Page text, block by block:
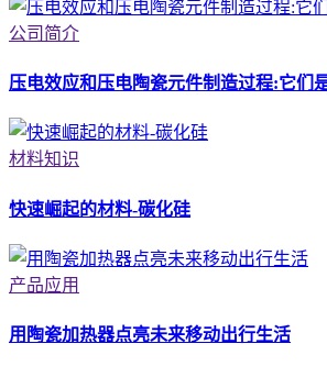
公司简介
压电效应和压电陶瓷元件制造过程:它们
材料知识
快速崛起的材料-碳化硅
产品应用
用陶瓷加热器点亮未来移动出行生活